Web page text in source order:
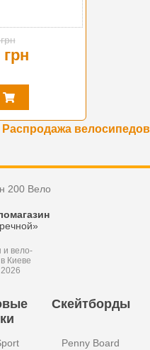
грн
Распродажа велосипедов
и вело-
Киеве
Скейтборды
Penny Board